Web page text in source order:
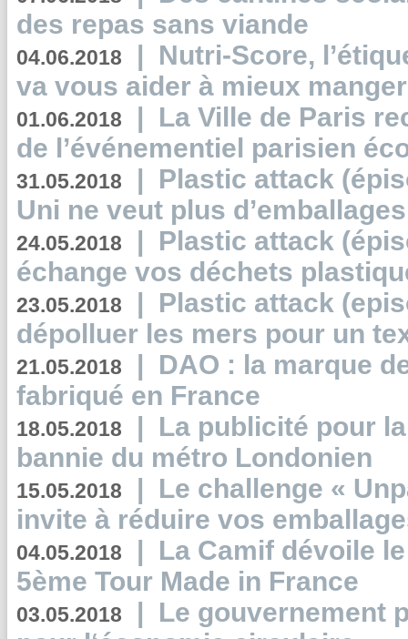
des repas sans viande
04.06.2018 | Nutri-Score,
va vous aider à mieux
01.06.2018 | La Ville de Paris
de l’événementiel parisien
31.05.2018 | Plastic attack
Uni ne veut plus
24.05.2018 | Plastic attack
échange vos déchets
23.05.2018 | Plastic attack
dépolluer les mers pour un
21.05.2018 | DAO : la marque
fabriqué en France
18.05.2018 | La publicité pour
bannie du métro Londonien
15.05.2018 | Le challenge «
invite à réduire vos
04.05.2018 | La Camif dévoile
5ème Tour Made in France
03.05.2018 | Le gouvernement